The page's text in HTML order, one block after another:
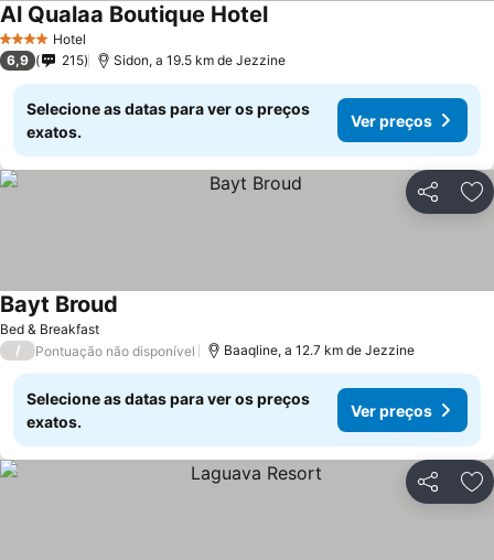
4 EstrelasHotel
Al Qualaa Boutique HotelVer preços
6,9 215 Sidon, a 19.5 km de Jezzine
Selecione as datas para ver os preços
exatos.
Ver preços
Partilhar
Bed & Breakfast
Bayt Broud
/ Pontuação não disponível Baaqline, a 12.7 km de Jezzine
Selecione as datas para ver os preços
exatos.
Ver preços
Partilhar